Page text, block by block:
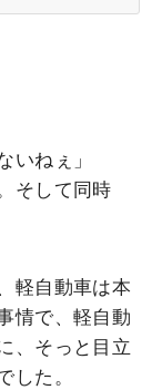
いねぇ」
そして同時
軽自動車は本
情で、軽自動
、そっと目立
した。